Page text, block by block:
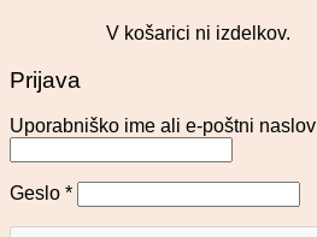
V košarici ni izdelkov.
Prijava
Uporabniško ime ali e-poštni naslov
Geslo *